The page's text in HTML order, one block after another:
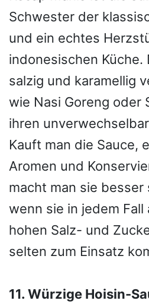
Schwester der
und ein echtes
indonesischen Küche.
salzig und karamellig
wie Nasi Goreng oder
ihren
Kauft man die Sauce,
Aromen und
macht man sie besser
wenn sie in jedem
hohen Salz- und
selten zum Einsatz
11. Würzige Hoisin-